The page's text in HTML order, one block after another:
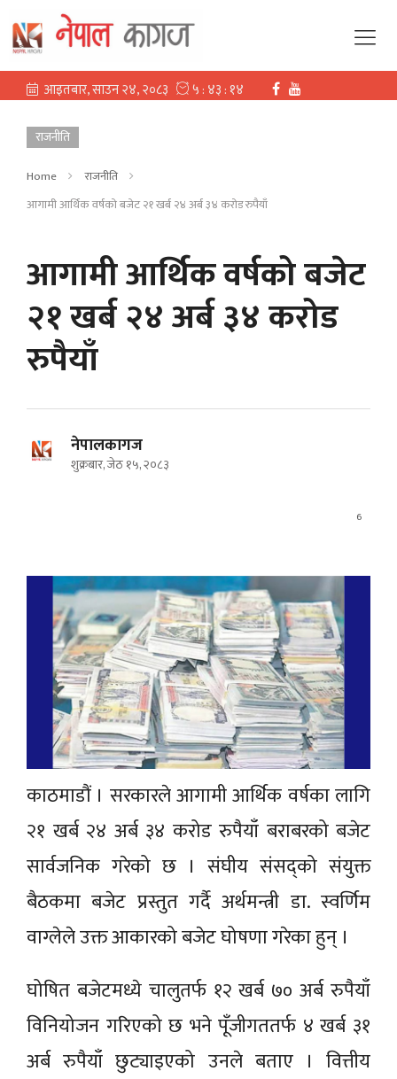
राजनीति
Home
राजनीति
आगामी आर्थिक वर्षको बजेट २१ खर्ब २४ अर्ब ३४ करोड रुपैयाँ
आगामी आर्थिक वर्षको बजेट
२१ खर्ब २४ अर्ब ३४ करोड
रुपैयाँ
नेपालकागज
शुक्रबार, जेठ १५, २०८३
6
काठमाडौं । सरकारले आगामी आर्थिक वर्षका लागि
२१ खर्ब २४ अर्ब ३४ करोड रुपैयाँ बराबरको बजेट
सार्वजनिक गरेको छ । संघीय संसद्को संयुक्त
बैठकमा बजेट प्रस्तुत गर्दै अर्थमन्त्री डा. स्वर्णिम
वाग्लेले उक्त आकारको बजेट घोषणा गरेका हुन् ।
घोषित बजेटमध्ये चालुतर्फ १२ खर्ब ७० अर्ब रुपैयाँ
विनियोजन गरिएको छ भने पूँजीगततर्फ ४ खर्ब ३१
अर्ब रुपैयाँ छुट्याइएको उनले बताए । वित्तीय